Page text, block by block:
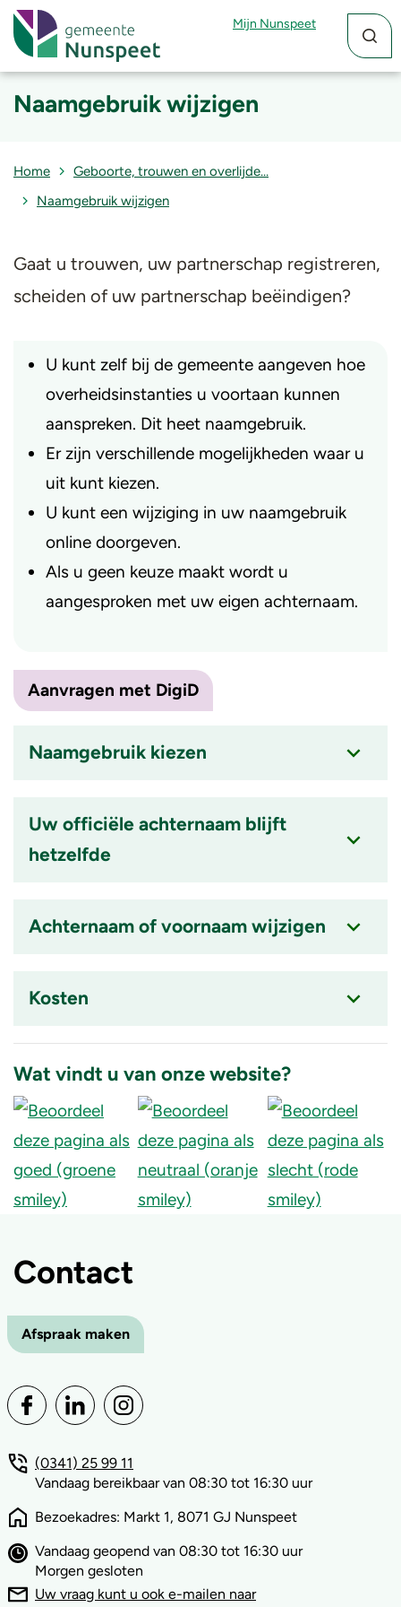
Mijn Nunspeet
Naamgebruik wijzigen
Home
Geboorte, trouwen en overlijde…
Naamgebruik wijzigen
Gaat u trouwen, uw partnerschap registreren,
scheiden of uw partnerschap beëindigen?
U kunt zelf bij de gemeente aangeven hoe
overheidsinstanties u voortaan kunnen
aanspreken. Dit heet naamgebruik.
Er zijn verschillende mogelijkheden waar u
uit kunt kiezen.
U kunt een wijziging in uw naamgebruik
online doorgeven.
Als u geen keuze maakt wordt u
aangesproken met uw eigen achternaam.
Aanvragen met DigiD
Naamgebruik kiezen
ingeklapt
Uw officiële achternaam blijft
hetzelfde
Achternaam of voornaam wijzigen
Kosten
is
ingeklapt
Wat vindt u van onze website?
Contact
Afspraak maken
(0341) 25 99 11
Vandaag bereikbaar van 08:30 tot 16:30 uur
Bezoekadres: Markt 1, 8071 GJ Nunspeet
Vandaag geopend van 08:30 tot 16:30 uur
Morgen gesloten
Uw vraag kunt u ook e-mailen naar